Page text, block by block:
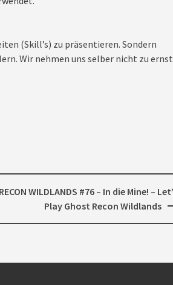
(Skill’s) zu präsentieren. Sondern
Wir nehmen uns selber nicht zu ernst
WILDLANDS #76 – In die Mine! –
Play Ghost Recon Wildlands